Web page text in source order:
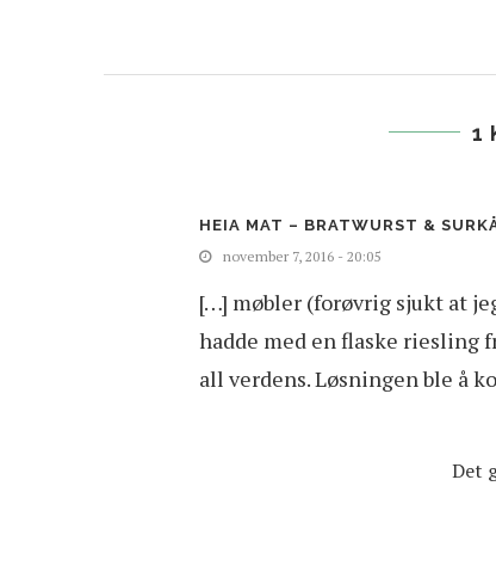
1
HEIA MAT – BRATWURST &
november 7, 2016 - 20:05
[…] møbler (forøvrig sjukt at
hadde med en flaske riesling
all verdens. Løsningen ble å
Det